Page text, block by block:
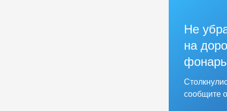
Не
на
сообщите